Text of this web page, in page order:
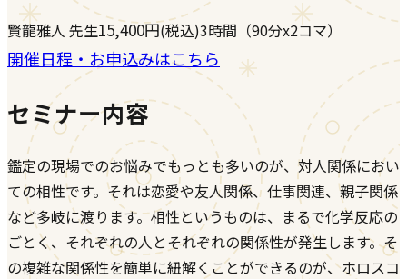
賢龍雅人 先生15,400円(税込)3時間（90分x2コマ）
開催日程・お申込みはこちら
セミナー内容
鑑定の現場でのお悩みでもっとも多いのが、対人関係におい
ての相性です。それは恋愛や友人関係、仕事関連、親子関係
など多岐に渡ります。相性というものは、まるで化学反応の
ごとく、それぞれの人とそれぞれの関係性が発生します。そ
の複雑な関係性を簡単に紐解くことができるのが、ホロスコ